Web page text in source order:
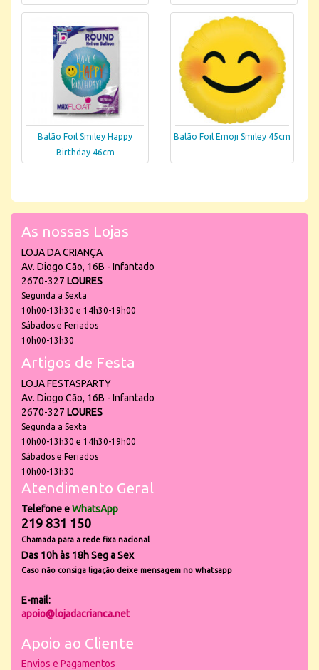
Balão Foil Smiley Happy
Birthday 46cm
Balão Foil Emoji Smiley 45cm
As nossas Lojas
LOJA DA CRIANÇA
Av. Diogo Cão, 16B - Infantado
2670-327 LOURES
Segunda a Sexta
10h00-13h30 e 14h30-19h00
Sábados e Feriados
10h00-13h30
Artigos de Festa
LOJA FESTASPARTY
Av. Diogo Cão, 16B - Infantado
2670-327 LOURES
Segunda a Sexta
10h00-13h30 e 14h30-19h00
Sábados e Feriados
10h00-13h30
Atendimento Geral
Telefone eWhatsApp
219 831 150
Chamada para a rede fixa nacional
Das 10h às 18h Seg a Sex
Caso não consiga ligação deixe mensagem no whatsapp
E-mail:
apoio@lojadacrianca.net
Apoio ao Cliente
Envios e Pagamentos